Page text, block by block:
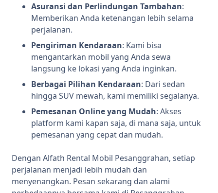
Asuransi dan Perlindungan Tambahan:
Memberikan Anda ketenangan lebih selama
perjalanan.
Pengiriman Kendaraan: Kami bisa
mengantarkan mobil yang Anda sewa
langsung ke lokasi yang Anda inginkan.
Berbagai Pilihan Kendaraan: Dari sedan
hingga SUV mewah, kami memiliki segalanya.
Pemesanan Online yang Mudah: Akses
platform kami kapan saja, di mana saja, untuk
pemesanan yang cepat dan mudah.
Dengan Alfath Rental Mobil Pesanggrahan, setiap
perjalanan menjadi lebih mudah dan
menyenangkan. Pesan sekarang dan alami